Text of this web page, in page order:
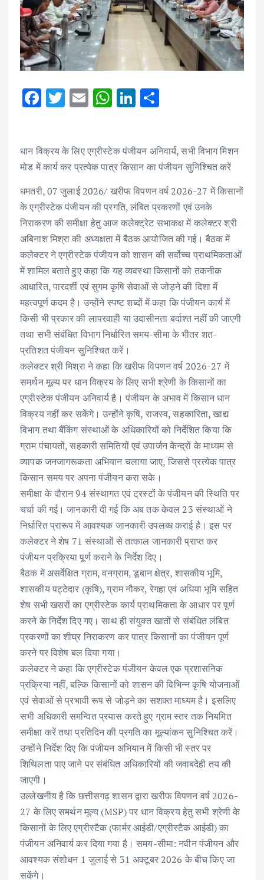
F
b
o
o
k
T
te
r
E
l
W
s
A
p
p
Li
e
dI
n
e
धान विक्रय के लिए एग्रीस्टेक पंजीयन अनिवार्य, सभी विभाग मिशन
मोड में कार्य कर प्रत्येक पात्र किसान का पंजीयन सुनिश्चित करें
धमतरी, 07 जुलाई 2026/ खरीफ विपणन वर्ष 2026-27 में किसानों
के एग्रीस्टेक पंजीयन की प्रगति, लंबित प्रकरणों एवं उनके
निराकरण की समीक्षा हेतु आज कलेक्ट्रेट सभाकक्ष में कलेक्टर श्री
अबिनाश मिश्रा की अध्यक्षता में बैठक आयोजित की गई। बैठक में
कलेक्टर ने एग्रीस्टेक पंजीयन को शासन की सर्वोच्च प्राथमिकताओं
में शामिल बताते हुए कहा कि यह व्यवस्था किसानों को तकनीक
आधारित, पारदर्शी एवं सुगम कृषि सेवाओं से जोड़ने की दिशा में
महत्वपूर्ण कदम है। उन्होंने स्पष्ट शब्दों में कहा कि पंजीयन कार्य में
किसी भी प्रकार की लापरवाही या उदासीनता बर्दाश्त नहीं की जाएगी
तथा सभी संबंधित विभाग निर्धारित समय-सीमा के भीतर शत-
प्रतिशत पंजीयन सुनिश्चित करें।
कलेक्टर श्री मिश्रा ने कहा कि खरीफ विपणन वर्ष 2026-27 में
समर्थन मूल्य पर धान विक्रय के लिए सभी श्रेणी के किसानों का
एग्रीस्टेक पंजीयन अनिवार्य है। पंजीयन के अभाव में किसान धान
विक्रय नहीं कर सकेंगे। उन्होंने कृषि, राजस्व, सहकारिता, खाद्य
विभाग तथा बैंकिंग संस्थाओं के अधिकारियों को निर्देशित किया कि
ग्राम पंचायतों, सहकारी समितियों एवं उपार्जन केन्द्रों के माध्यम से
व्यापक जनजागरूकता अभियान चलाया जाए, जिससे प्रत्येक पात्र
किसान समय पर अपना पंजीयन करा सके।
समीक्षा के दौरान 94 संस्थागत एवं ट्रस्टों के पंजीयन की स्थिति पर
चर्चा की गई। जानकारी दी गई कि अब तक केवल 23 संस्थाओं ने
निर्धारित प्रारूप में आवश्यक जानकारी उपलब्ध कराई है। इस पर
कलेक्टर ने शेष 71 संस्थाओं से तत्काल जानकारी प्राप्त कर
पंजीयन प्रक्रिया पूर्ण कराने के निर्देश दिए।
बैठक में असर्वेक्षित ग्राम, वनग्राम, डूबान क्षेत्र, शासकीय भूमि,
शासकीय पट्टेदार (कृषि), ग्राम नौकर, रेगहा एवं अधिया भूमि सहित
शेष सभी खसरों का एग्रीस्टेक कार्य प्राथमिकता के आधार पर पूर्ण
करने के निर्देश दिए गए। साथ ही संयुक्त खातों से संबंधित लंबित
प्रकरणों का शीघ्र निराकरण कर पात्र किसानों का पंजीयन पूर्ण
करने पर विशेष बल दिया गया।
कलेक्टर ने कहा कि एग्रीस्टेक पंजीयन केवल एक प्रशासनिक
प्रक्रिया नहीं, बल्कि किसानों को शासन की विभिन्न कृषि योजनाओं
एवं सेवाओं से प्रभावी रूप से जोड़ने का सशक्त माध्यम है। इसलिए
सभी अधिकारी समन्वित प्रयास करते हुए ग्राम स्तर तक नियमित
समीक्षा करें तथा प्रतिदिन की प्रगति का मूल्यांकन सुनिश्चित करें।
उन्होंने निर्देश दिए कि पंजीयन अभियान में किसी भी स्तर पर
शिथिलता पाए जाने पर संबंधित अधिकारियों की जवाबदेही तय की
जाएगी।
उल्लेखनीय है कि छत्तीसगढ़ शासन द्वारा खरीफ विपणन वर्ष 2026-
27 के लिए समर्थन मूल्य (MSP) पर धान विक्रय हेतु सभी श्रेणी के
किसानों के लिए एग्रीस्टैक (फार्मर आईडी/एग्रीस्टैक आईडी) का
पंजीयन अनिवार्य कर दिया गया है। समय-सीमा: नवीन पंजीयन और
आवश्यक संशोधन 1 जुलाई से 31 अक्टूबर 2026 के बीच किए जा
सकेंगे।